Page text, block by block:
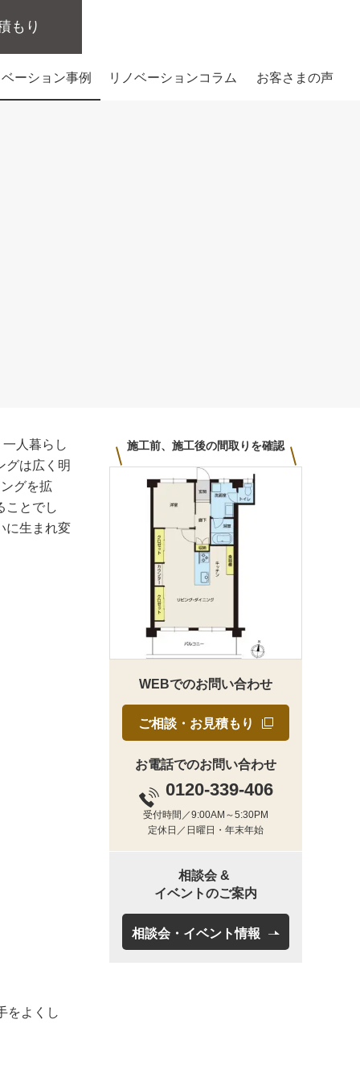
もり
ベーション事例 リノベーションコラム お客さまの声
人暮らし
グは広く明
グを拡
ことでし
に生まれ変
施工前、施工後の間取りを確認
WEBでのお問い合わせ
ご相談・お見積もり
お電話でのお問い合わせ
0120-339-406
受付時間／9:00AM～5:30PM
定休日／日曜日・年末年始
相談会 &
イベントのご案内
相談会・イベント情報
をよくし